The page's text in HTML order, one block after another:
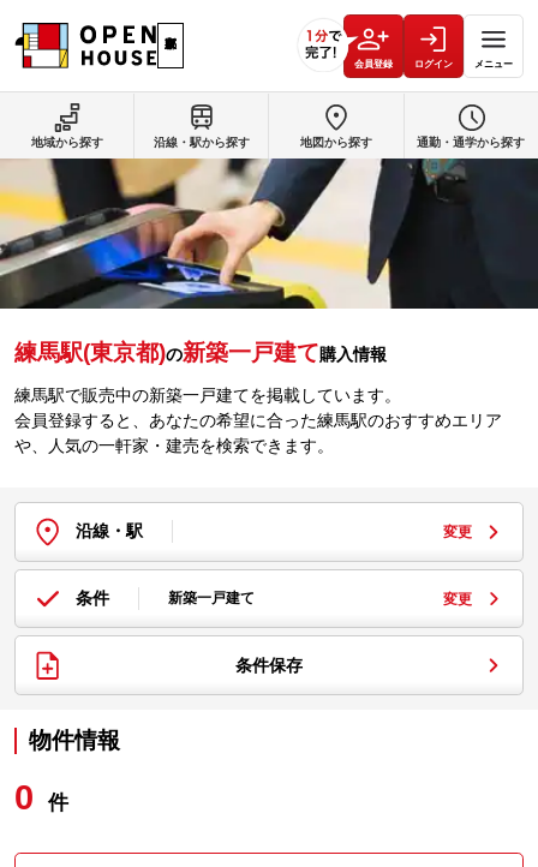
会員登録 ログイン メニュー
練馬駅(東京都)の新築一戸建て購入情報
練馬駅で販売中の新築一戸建てを掲載しています。
会員登録すると、あなたの希望に合った練馬駅のおすすめエリア
や、人気の一軒家・建売を検索できます。
沿線・駅 変更
条件 新築一戸建て 変更
条件保存
物件情報
0 件
地域から探す 沿線・駅から探す 地図から探す 通勤・通学から探す